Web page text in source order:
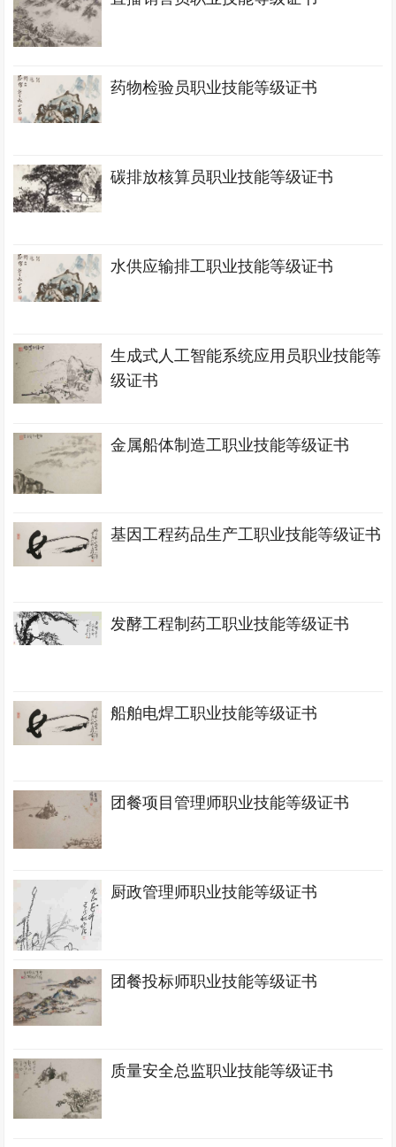
药物检验员职业技能等级证书
碳排放核算员职业技能等级证书
水供应输排工职业技能等级证书
生成式人工智能系统应用员职业技能等
级证书
金属船体制造工职业技能等级证书
基因工程药品生产工职业技能等级证书
发酵工程制药工职业技能等级证书
船舶电焊工职业技能等级证书
团餐项目管理师职业技能等级证书
厨政管理师职业技能等级证书
团餐投标师职业技能等级证书
质量安全总监职业技能等级证书